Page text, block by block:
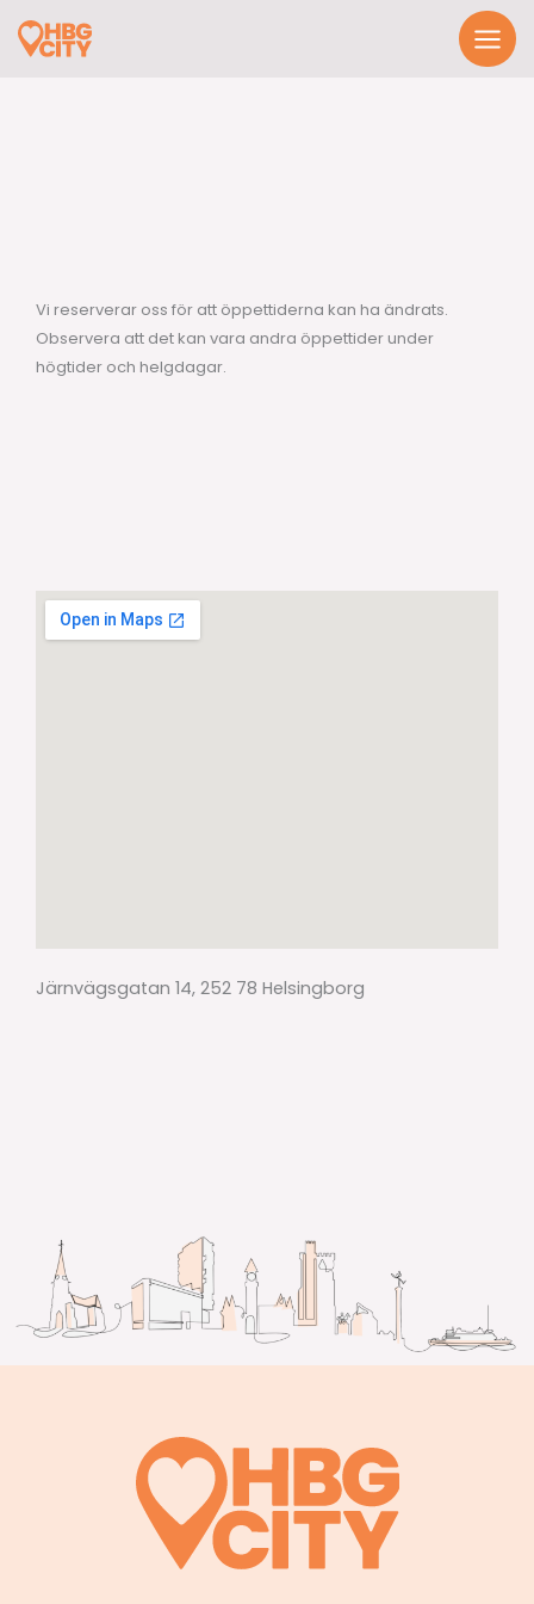
Hoppa
Vi reserverar oss för att öppettiderna kan ha ändrats.
Observera att det kan vara andra öppettider under
högtider och helgdagar.
Järnvägsgatan 14, 252 78 Helsingborg